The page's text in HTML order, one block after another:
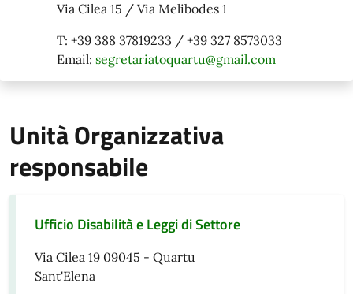
Via Cilea 15 / Via Melibodes 1
T: +39 388 37819233 / +39 327 8573033
Email: segretariatoquartu@gmail.com
Unità Organizzativa
responsabile
Ufficio Disabilità e Leggi di Settore
Via Cilea 19 09045 - Quartu
Sant'Elena